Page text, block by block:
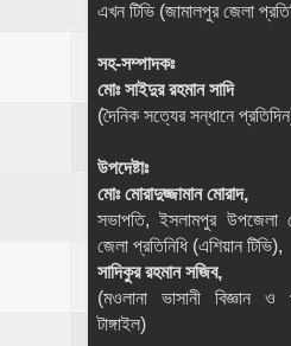
এখন টিভি (জামালপুর জেলা
সহ-সম্পাদকঃ
মোঃ সাইদুর রহমান সাদি
(দৈনিক সত্যের সন্ধানে
উপদেষ্টাঃ
মোঃ মোরাদুজ্জামান মোরাদ,
সভাপতি, ইসলামপুর উপজেলা
জেলা প্রতিনিধি (এশিয়ান টিভি),
সাদিকুর রহমান সজিব,
(মওলানা ভাসানী বিজ্ঞান ও
টাঙ্গাইল)